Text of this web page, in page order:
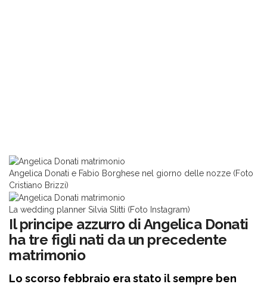
Angelica Donati e Fabio Borghese nel giorno delle nozze (Foto
Cristiano Brizzi)
La wedding planner Silvia Slitti (Foto Instagram)
Il principe azzurro di Angelica Donati
ha tre figli nati da un precedente
matrimonio
Lo scorso febbraio era stato il sempre ben